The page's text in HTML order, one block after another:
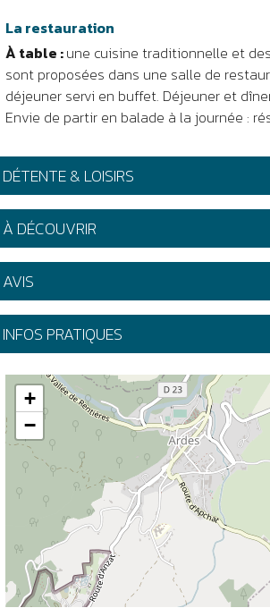
La restauration
À table :une cuisine traditionnelle et
sont proposées dans une salle de
déjeuner servi en buffet. Déjeuner et
Envie de partir en balade à la journée :
DÉTENTE & LOISIRS
À DÉCOUVRIR
AVIS
INFOS PRATIQUES
+
−